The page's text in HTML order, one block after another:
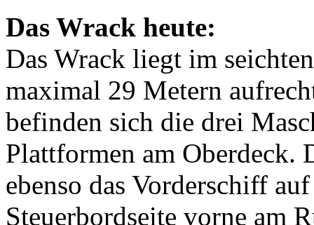
Das Wrack heute:
Das Wrack liegt im
maximal 29 Metern
befinden sich die drei
Plattformen am Oberdeck.
ebenso das Vorderschiff
Steuerbordseite vorne am